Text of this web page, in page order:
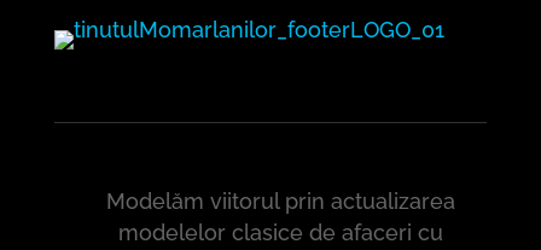
Modelăm viitorul prin actualizarea
modelelor clasice de afaceri cu